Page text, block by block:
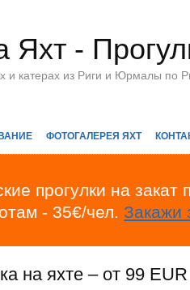
Яхт -
и катерах из Риги и Юрмалы по
ФОТОГАЛЕРЕЯ ЯХТ
прогулки на закат
- 35€/чел. Закажи
на яхте – от 99 EUR